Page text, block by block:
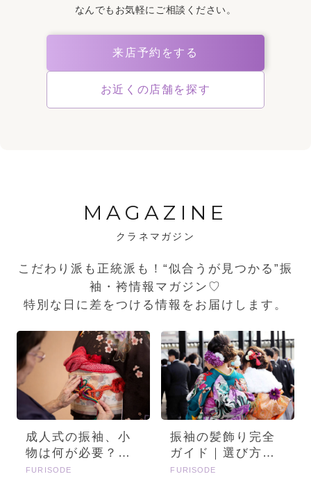
なんでもお気軽にご相談ください。
来店予約をする
お近くの店舗を探す
MAGAZINE
クラネマガジン
こだわり派も正統派も！“似合うが見つかる”振
袖・袴情報マガジン♡
特別な日に差をつける情報をお届けします。
成人式の振袖、小
物は何が必要？画
像とセットで詳し
FURISODE
振袖の髪飾り完全
ガイド｜選び方・
種類・トレンドを
FURISODE